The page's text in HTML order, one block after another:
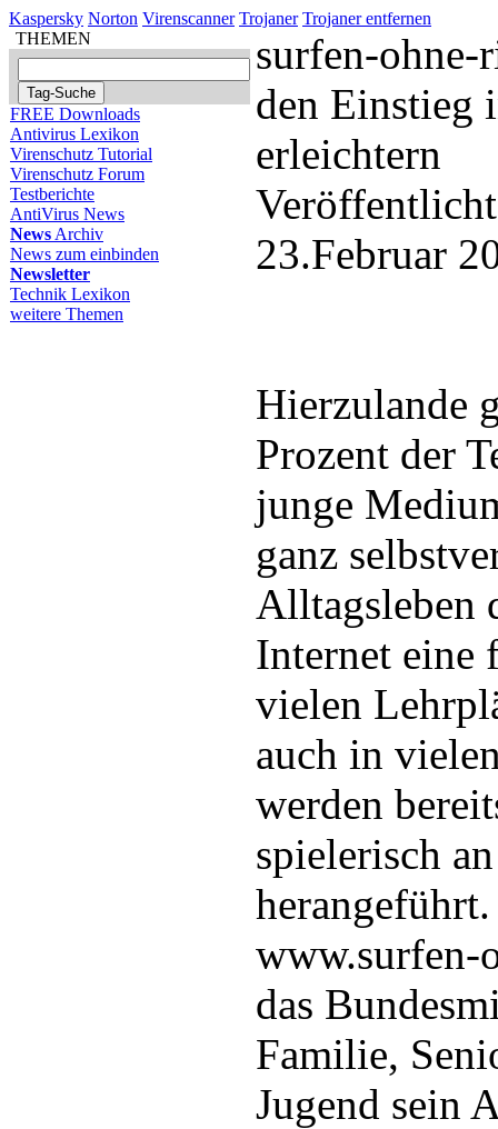
Kaspersky Norton Virenscanner Trojaner Trojaner entfernen
THEMEN
FREE Downloads
Antivirus Lexikon
Virenschutz Tutorial
Virenschutz Forum
Testberichte
AntiVirus News
News Archiv
News zum einbinden
Newsletter
Technik Lexikon
weitere Themen
surfen-
den Einstieg
erleichtern
23.Februar
Hierzulande
Prozent der
junge
ganz
Alltagsleben
Internet eine
vielen
auch in
werden
spielerisch
www.surfen-
das
Familie,
Jugend sein